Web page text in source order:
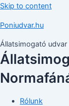
Skip to content
Poniudvar.hu
Állatsimogató
Rólunk